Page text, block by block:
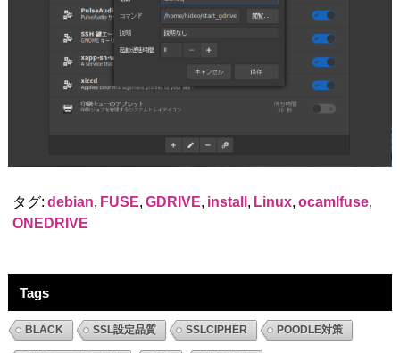
タグ:debian, FUSE,GDRIVE, install, Linux,ocamlfuse,
ONEDRIVE
Tags
BLACK SSL設定品質 SSLCIPHER POODLE対策